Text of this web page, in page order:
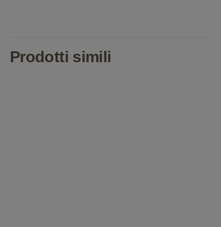
Prodotti simili